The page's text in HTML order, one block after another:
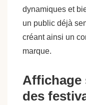
dynamiques et
un public déjà
créant ainsi un
marque.
Affichage
des